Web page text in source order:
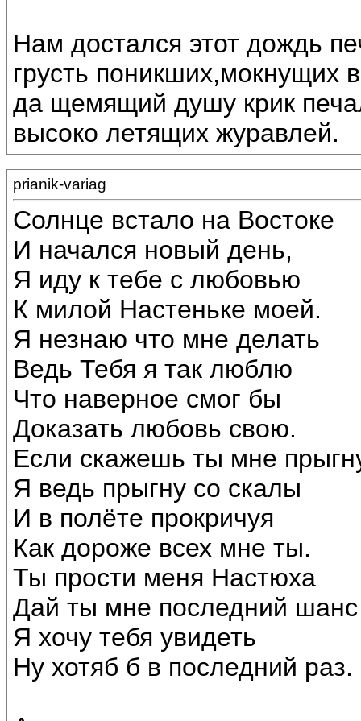
Нам достался этот дождь
грусть поникших,мокнущих
да щемящий душу крик
высоко летящих журавлей.
prianik-variag
Солнце встало на Востоке
И начался новый день,
Я иду к тебе с любовью
К милой Настеньке моей.
Я незнаю что мне делать
Ведь Тебя я так люблю
Что наверное смог бы
Доказать любовь свою.
Если скажешь ты мне
Я ведь прыгну со скалы
И в полёте прокричуя
Как дороже всех мне ты.
Ты прости меня Настюха
Дай ты мне последний шанс
Я хочу тебя увидеть
Ну хотяб б в последний раз.